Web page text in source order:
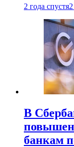
2 года спустя
В
банкам